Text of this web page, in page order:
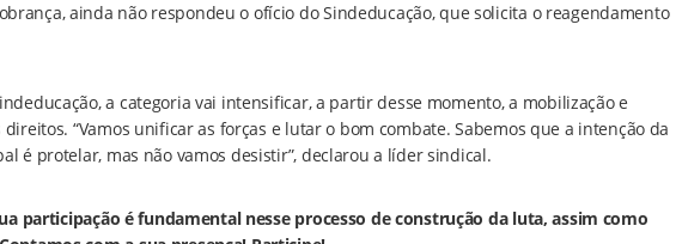
ainda não respondeu o ofício do Sindeducação, que solicita o reagendamento
a categoria vai intensificar, a partir desse momento, a mobilização e
“Vamos unificar as forças e lutar o bom combate. Sabemos que a intenção da
é protelar, mas não vamos desistir”, declarou a líder sindical.
participação é fundamental nesse processo de construção da luta, assim como